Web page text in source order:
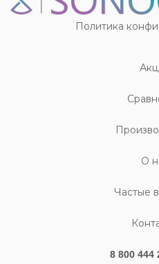
Политика
О
Частые
8 800 444